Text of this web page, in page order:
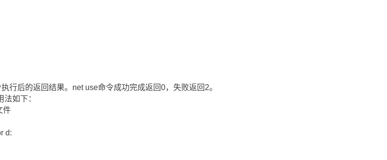
行后的返回结果。net use命令成功完成返回0，失败返回2。
如下：
件
d: